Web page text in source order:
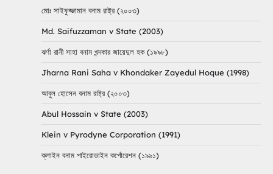
মোঃ সাইফুজ্জামান বনাম রাষ্ট্র (২০০৩)
Md. Saifuzzaman v State (2003)
ঝর্ণা রানী সাহা বনাম খন্দকার জায়েদুল হক (১৯৯৮)
Jharna Rani Saha v Khondaker Zayedul Hoque (1998)
আবুল হোসেন বনাম রাষ্ট্র (২০০৩)
Abul Hossain v State (2003)
Klein v Pyrodyne Corporation (1991)
ক্লাইন বনাম পাইরোডাইন কর্পোরেশন (১৯৯১)